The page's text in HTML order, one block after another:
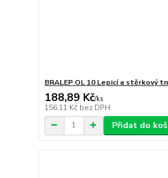
BRALEP OL 10 Lepicí a stěrkový
188,89 Kč/ks
156,11 Kč bez DPH
Přidat do